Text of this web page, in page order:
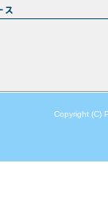
Copyright (C)